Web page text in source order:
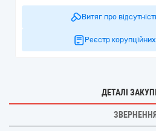
Витяг про
Реєстр
ДЕТАЛІ
ЗВЕРНЕННЯ